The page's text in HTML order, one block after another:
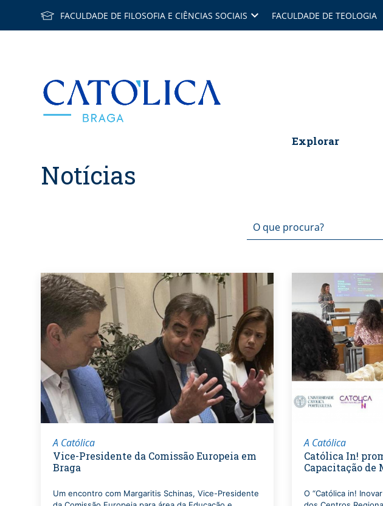
FACULDADE DE FILOSOFIA E CIÊNCIAS SOCIAIS keyboard_arrow_down FACULDADE DE TEOLOGIA
Explorar
Notícias
A Católica
Vice-Presidente da Comissão Europeia em
Braga
Um encontro com Margaritis Schinas, Vice-Presidente
A Católica
Católica In!
Capacitação de
O “Católica in!